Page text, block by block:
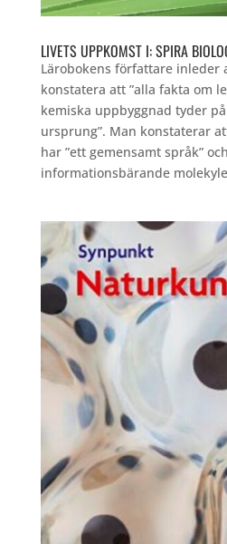
LIVETS UPPKOMST I: SPIRA
Lärobokens författare inleder
konstatera att ”alla fakta om
kemiska uppbyggnad tyder
ursprung”. Man konstaterar
har ”ett gemensamt språk”
informationsbärande